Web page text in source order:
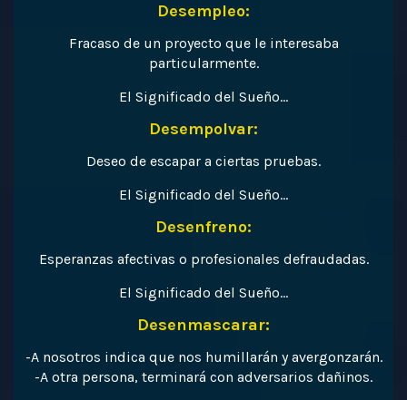
Desempleo:
Fracaso de un proyecto que le interesaba
particularmente.
El Significado del Sueño…
Desempolvar:
Deseo de escapar a ciertas pruebas.
El Significado del Sueño…
Desenfreno:
Esperanzas afectivas o profesionales defraudadas.
El Significado del Sueño…
Desenmascarar:
-A nosotros indica que nos humillarán y avergonzarán.
-A otra persona, terminará con adversarios dañinos.